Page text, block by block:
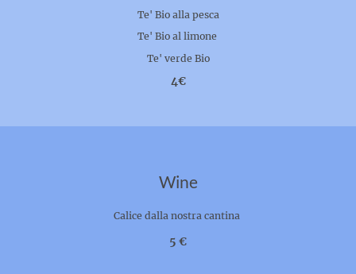
Te' Bio alla pesca
Te' Bio al limone
Te' verde Bio
4€
Wine
Calice dalla nostra cantina
5 €